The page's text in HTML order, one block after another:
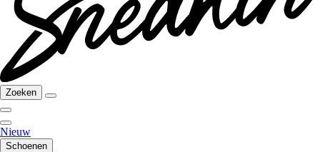
Zoeken
Nieuw
Schoenen